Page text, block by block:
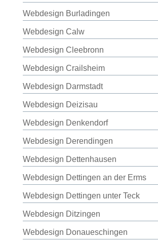
Webdesign Burladingen
Webdesign Calw
Webdesign Cleebronn
Webdesign Crailsheim
Webdesign Darmstadt
Webdesign Deizisau
Webdesign Denkendorf
Webdesign Derendingen
Webdesign Dettenhausen
Webdesign Dettingen an der Erms
Webdesign Dettingen unter Teck
Webdesign Ditzingen
Webdesign Donaueschingen